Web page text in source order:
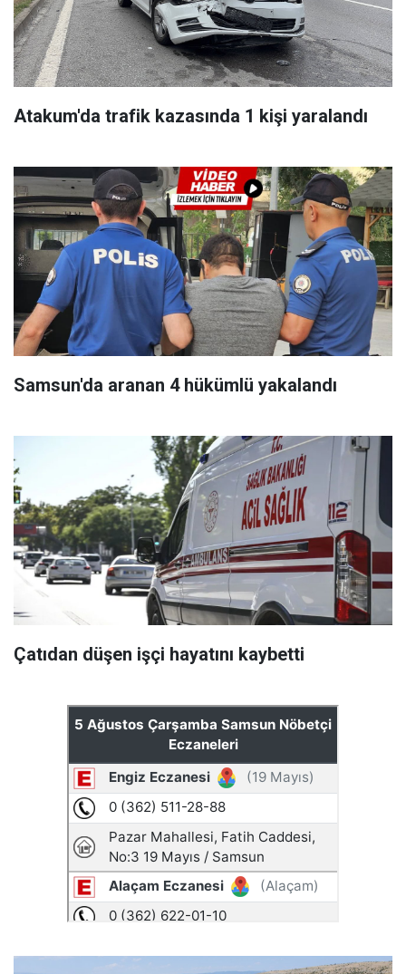
Atakum'da trafik kazasında 1 kişi yaralandı
Samsun'da aranan 4 hükümlü yakalandı
Çatıdan düşen işçi hayatını kaybetti